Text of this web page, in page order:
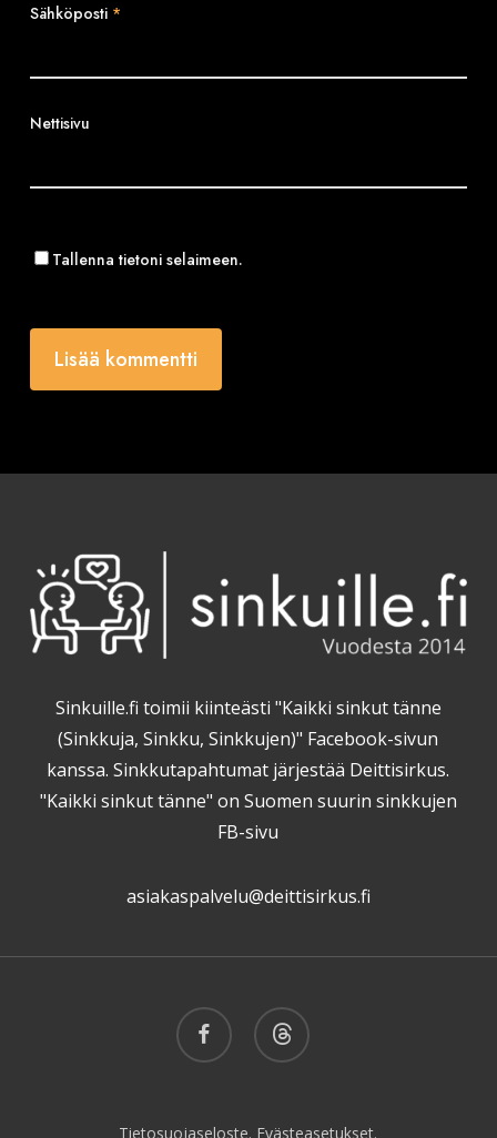
Sähköposti *
Nettisivu
Tallenna tietoni selaimeen.
Sinkuille.fi toimii kiinteästi "Kaikki sinkut tänne
(Sinkkuja, Sinkku, Sinkkujen)" Facebook-sivun
kanssa. Sinkkutapahtumat järjestää Deittisirkus.
"Kaikki sinkut tänne" on Suomen suurin sinkkujen
FB-sivu
asiakaspalvelu@deittisirkus.fi
facebook threads
Tietosuojaseloste. Evästeasetukset.